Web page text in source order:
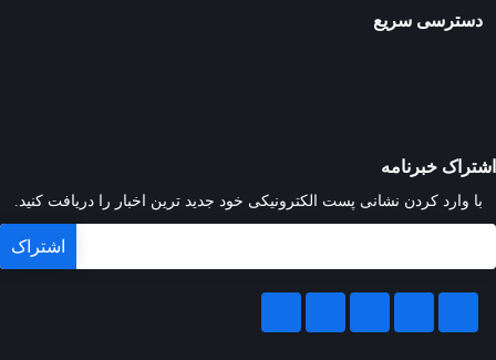
دسترسی سریع
اشتراک خبرنامه
با وارد کردن نشانی پست الکترونیکی خود جدید ترین اخبار را دریافت کنید.